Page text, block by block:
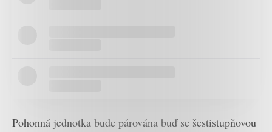
Pohonná jednotka bude párována buď se šestistupňovou